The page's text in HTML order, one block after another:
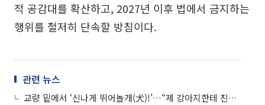
적 공감대를 확산하고, 2027년 이후 법에서 금지하는
행위를 철저히 단속할 방침이다.
관련 뉴스
교량 밑에서 ‘신나게 뛰어놀개(犬)!’…“제 강아지한테 친구 생겨 행복하죠”